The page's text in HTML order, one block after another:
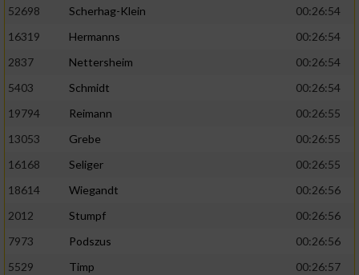
52698
Scherhag-Klein
00:26:54
16319
Hermanns
00:26:54
2837
Nettersheim
00:26:54
5403
Schmidt
00:26:54
19794
Reimann
00:26:55
13053
Grebe
00:26:55
16168
Seliger
00:26:55
18614
Wiegandt
00:26:56
2012
Stumpf
00:26:56
7973
Podszus
00:26:56
5529
Timp
00:26:57